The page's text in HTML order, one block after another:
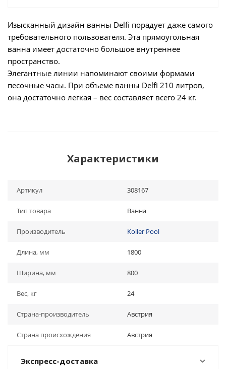
Изысканный дизайн ванны Delﬁ порадует даже самого
требовательного пользователя. Эта прямоугольная
ванна имеет достаточно большое внутреннее
пространство.
Элегантные линии напоминают своими формами
песочные часы. При объеме ванны Delﬁ 210 литров,
она достаточно легкая – вес составляет всего 24 кг.
Характеристики
Артикул 308167
Тип товара Ванна
Производитель Koller Pool
Длина, мм 1800
Ширина, мм 800
Вес, кг 24
Страна-производитель Австрия
Страна происхождения Австрия
Экспресс-доставка